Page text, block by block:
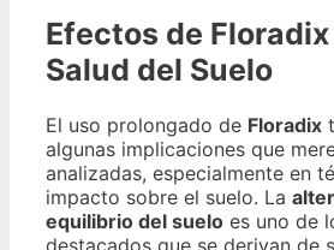
Efectos de Floradix
Salud del Suelo
El uso prolongado de Floradix
algunas implicaciones que
analizadas, especialmente en
impacto sobre el suelo. La
equilibrio del suelo es uno de
destacados que se derivan de